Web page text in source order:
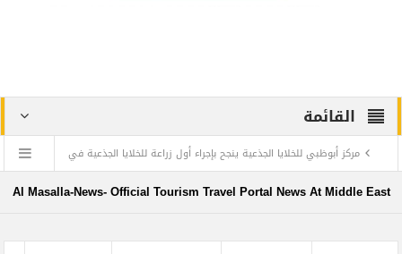
القائمة
مركز أبوظبي للخلايا الجذعية ينجح بإجراء أول زراعة للخلايا الجذعية في
المنطقة لمريضة تعاني من التصلب اللويحي
Al Masalla-News- Official Tourism Travel Portal News At Middle East